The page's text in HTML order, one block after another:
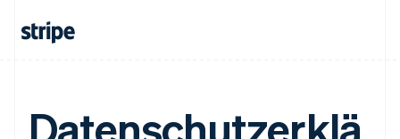
Datenschutzerklä